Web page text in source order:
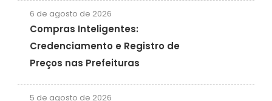
6 de agosto de 2026
Compras Inteligentes:
Credenciamento e Registro de
Preços nas Prefeituras
5 de agosto de 2026